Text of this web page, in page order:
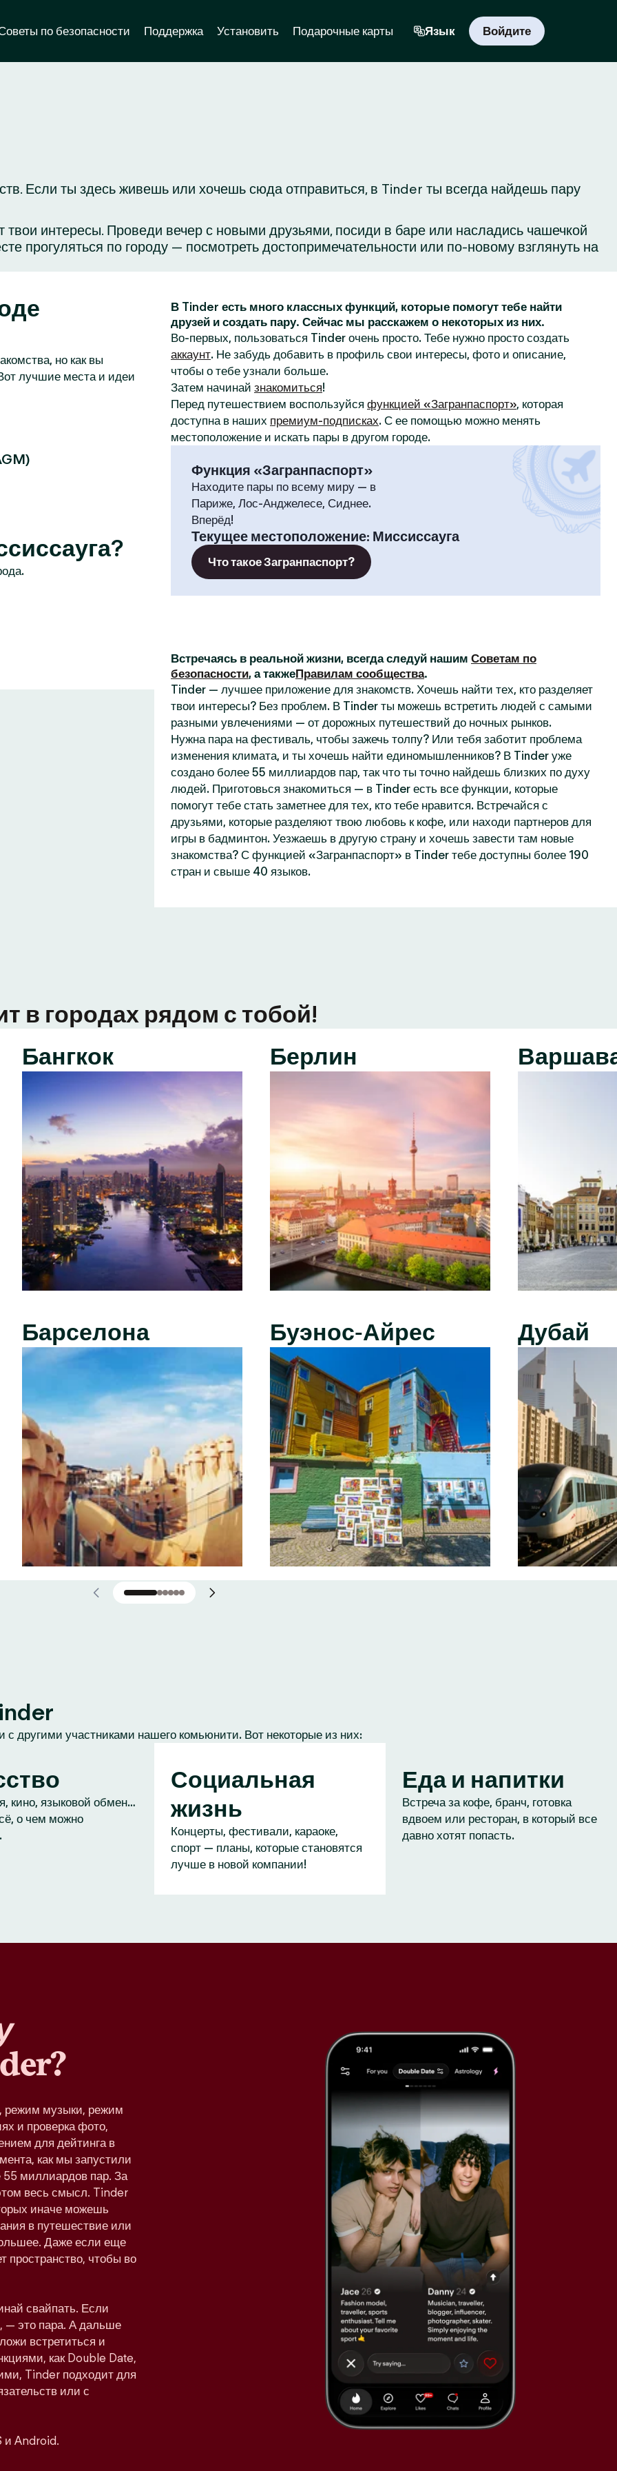
по безопасности Поддержка Установить Подарочные карты Язык Войдите
Если ты здесь живешь или хочешь сюда отправиться, в Tinder ты всегда найдешь пару
твои интересы. Проведи вечер с новыми друзьями, посиди в баре или насладись чашечкой
прогуляться по городу — посмотреть достопримечательности или по-новому взглянуть на
но как вы
лучшие места и идеи
В Tinder есть много классных функций, которые помогут тебе найти
друзей и создать пару. Сейчас мы расскажем о некоторых из них.
Во-первых, пользоваться Tinder очень просто. Тебе нужно просто создать
аккаунт. Не забудь добавить в профиль свои интересы, фото и описание,
чтобы о тебе узнали больше.
Затем начинай знакомиться!
Перед путешествием воспользуйся функцией «Загранпаспорт», которая
доступна в наших премиум-подписках. С ее помощью можно менять
местоположение и искать пары в другом городе.
Функция «Загранпаспорт»
Находите пары по всему миру — в
Париже, Лос-Анджелесе, Сиднее.
Вперёд!
Текущее местоположение: Миссиссауга
Что такое Загранпаспорт?
Встречаясь в реальной жизни, всегда следуй нашим Советам по
безопасности, а такжеПравилам сообщества.
Tinder — лучшее приложение для знакомств. Хочешь найти тех, кто разделяет
твои интересы? Без проблем. В Tinder ты можешь встретить людей с самыми
разными увлечениями — от дорожных путешествий до ночных рынков.
Нужна пара на фестиваль, чтобы зажечь толпу? Или тебя заботит проблема
изменения климата, и ты хочешь найти единомышленников? В Tinder уже
создано более 55 миллиардов пар, так что ты точно найдешь близких по духу
людей. Приготовься знакомиться — в Tinder есть все функции, которые
помогут тебе стать заметнее для тех, кто тебе нравится. Встречайся с
друзьями, которые разделяют твою любовь к кофе, или находи партнеров для
игры в бадминтон. Уезжаешь в другую страну и хочешь завести там новые
знакомства? С функцией «Загранпаспорт» в Tinder тебе доступны более 190
стран и свыше 40 языков.
в городах рядом с тобой!
Бангкок
Барселона
Берлин
Буэнос-Айрес Дубай
другими участниками нашего комьюнити. Вот некоторые из них:
кино, языковой обмен…
о чем можно
Социальная
жизнь
Концерты, фестивали, караоке,
спорт — планы, которые становятся
лучше в новой компании!
Еда и напитки
Встреча за кофе, бранч, готовка
вдвоем или ресторан, в который все
давно хотят попасть.
режим музыки, режим
и проверка фото,
для дейтинга в
как мы запустили
55 миллиардов пар. За
весь смысл. Tinder
иначе можешь
в путешествие или
Даже если еще
чтобы во
свайпать. Если
— это пара. А дальше
встретиться и
как Double Date,
Tinder подходит для
или с
и Android.